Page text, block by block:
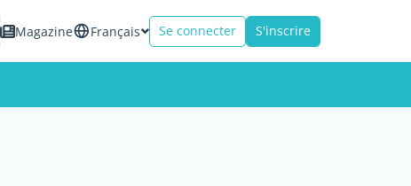
Magazine Français Se connecter S'inscrire